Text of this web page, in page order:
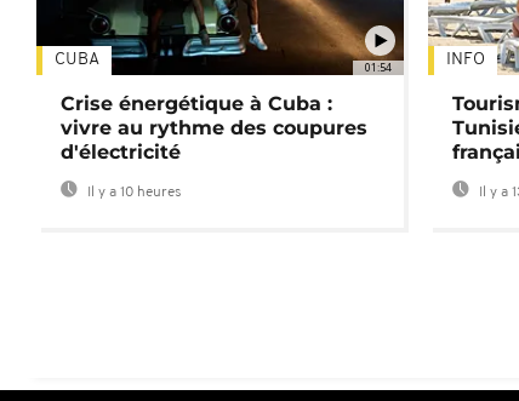
01:54
CUBA
Crise énergétique à Cuba :
vivre au rythme des coupures
d'électricité
Il y a 10 heures
INFO
Il y a